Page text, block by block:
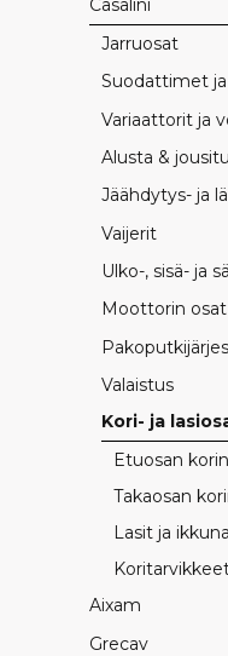
Casalini
Jarruosat
Suodattimet
Variaattorit ja
Alusta &
Jäähdytys- ja
Vaijerit
Ulko-, sisä- ja
Moottorin osat
Valaistus
Kori- ja
Etuosan
Takaosan
Lasit ja
Aixam
Grecav